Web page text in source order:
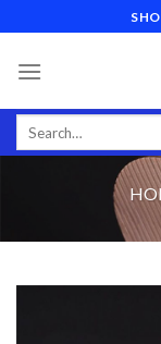
to
content
Search